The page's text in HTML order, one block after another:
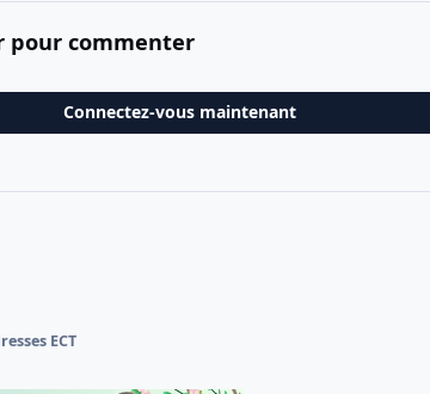
pour commenter
Connectez-vous maintenant
ECT